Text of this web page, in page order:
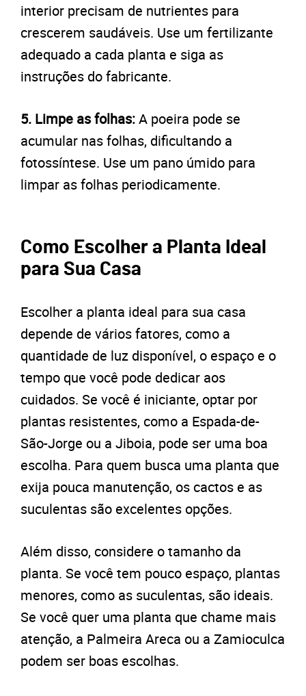
interior precisam de nutrientes para
crescerem saudáveis. Use um fertilizante
adequado a cada planta e siga as
instruções do fabricante.
5. Limpe as folhas:A poeira pode se
acumular nas folhas, dificultando a
fotossíntese. Use um pano úmido para
limpar as folhas periodicamente.
Como Escolher a Planta Ideal
para Sua Casa
Escolher a planta ideal para sua casa
depende de vários fatores, como a
quantidade de luz disponível, o espaço e o
tempo que você pode dedicar aos
cuidados. Se você é iniciante, optar por
plantas resistentes, como a Espada-de-
São-Jorge ou a Jiboia, pode ser uma boa
escolha. Para quem busca uma planta que
exija pouca manutenção, os cactos e as
suculentas são excelentes opções.
Além disso, considere o tamanho da
planta. Se você tem pouco espaço, plantas
menores, como as suculentas, são ideais.
Se você quer uma planta que chame mais
atenção, a Palmeira Areca ou a Zamioculca
podem ser boas escolhas.